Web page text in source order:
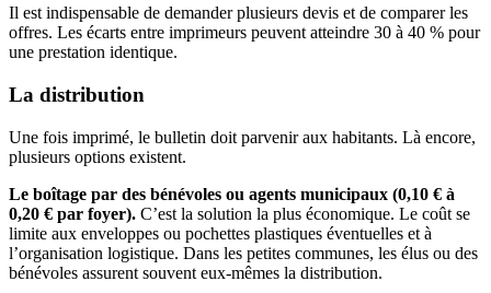
Il est indispensable de demander plusieurs devis et de comparer les
offres. Les écarts entre imprimeurs peuvent atteindre 30 à 40 % pour
une prestation identique.
La distribution
Une fois imprimé, le bulletin doit parvenir aux habitants. Là encore,
plusieurs options existent.
Le boîtage par des bénévoles ou agents municipaux (0,10 € à
0,20 € par foyer). C’est la solution la plus économique. Le coût se
limite aux enveloppes ou pochettes plastiques éventuelles et à
l’organisation logistique. Dans les petites communes, les élus ou des
bénévoles assurent souvent eux-mêmes la distribution.